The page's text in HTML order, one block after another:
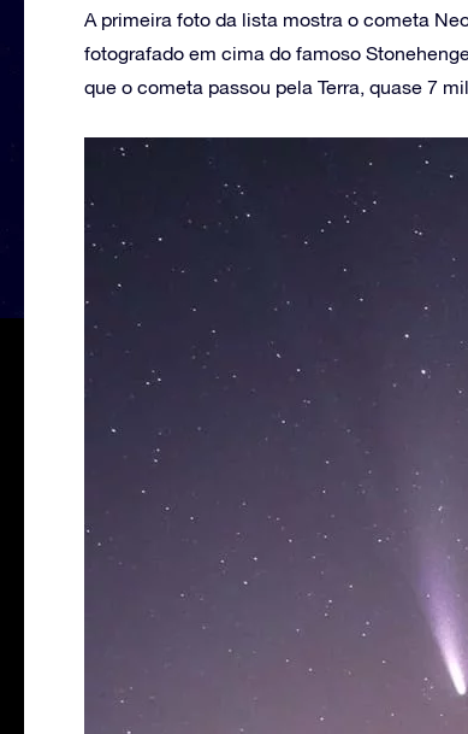
A primeira foto da lista mostra o cometa
fotografado em cima do famoso
que o cometa passou pela Terra, quase 7